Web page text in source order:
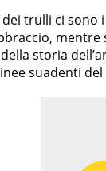
trulli ci sono
storia
suadenti